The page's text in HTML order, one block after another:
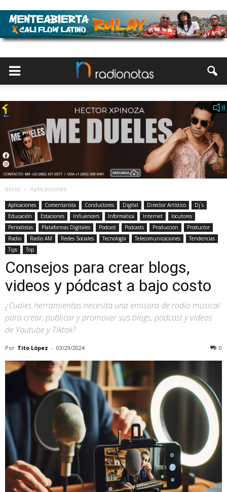
Inicio Aplicaciones
Aplicaciones Comentarista Conductores Digital Director Artístico
Dj`s
Educación
Estaciones Influencers Informática Internet
locutores
Periodistas
Plataformas Digitales Podcast Podcasts Producción
Productor
Radio
Radio AM Redes Sociales Tecnología Telecomunicaciones
Tendencias
Tips
Top
Consejos para crear blogs,
videos y pódcast a bajo costo
¿Cuáles herramientas necesita una emisora de radio musical
para crear, publicar y promover sus blogs, pódcast y videos
de Youtube y Tiktok?
Por Tito López - 03/29/2024 0